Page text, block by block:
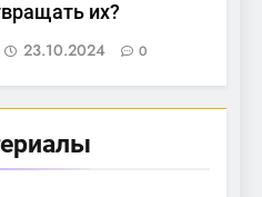
их?
23.10.2024 0